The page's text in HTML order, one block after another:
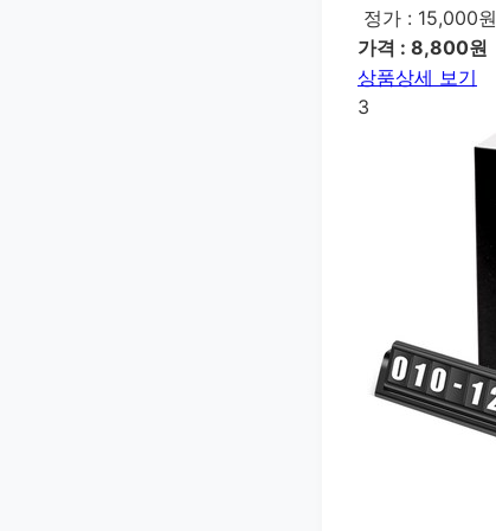
정가 : 15,000원
가격 : 8,800원
상품상세 보기
3